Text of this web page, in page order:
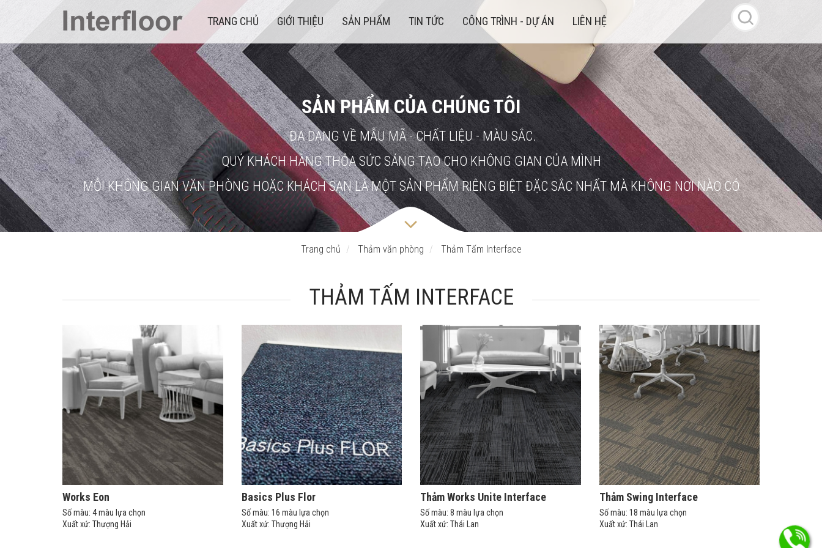
TRANG CHỦ GIỚI THIỆU SẢN PHẨM TIN TỨC CÔNG TRÌNH - DỰ ÁN LIÊN HỆ
SẢN PHẨM CỦA CHÚNG TÔI
ĐA DẠNG VỀ MẪU MÃ - CHẤT LIỆU - MÀU SẮC.
QUÝ KHÁCH HÀNG THỎA SỨC SÁNG TẠO CHO KHÔNG GIAN CỦA MÌNH
MỖI KHÔNG GIAN VĂN PHÒNG HOẶC KHÁCH SẠN LÀ MỘT SẢN PHẨM RIÊNG BIỆT ĐẶC SẮC NHẤT MÀ KHÔNG NƠI NÀO CÓ
Trang chủ Thảm văn phòng Thảm Tấm Interface
THẢM TẤM INTERFACE
Works Eon
Số màu: 4 màu lựa chọn
Xuất xứ: Thượng Hải
Basics Plus Flor
Số màu: 16 màu lựa chọn
Xuất xứ: Thượng Hải
Thảm Works Unite Interface
Số màu: 8 màu lựa chọn
Xuất xứ: Thái Lan
Thảm Swing Interface
Số màu: 18 màu lựa chọn
Xuất xứ: Thái Lan